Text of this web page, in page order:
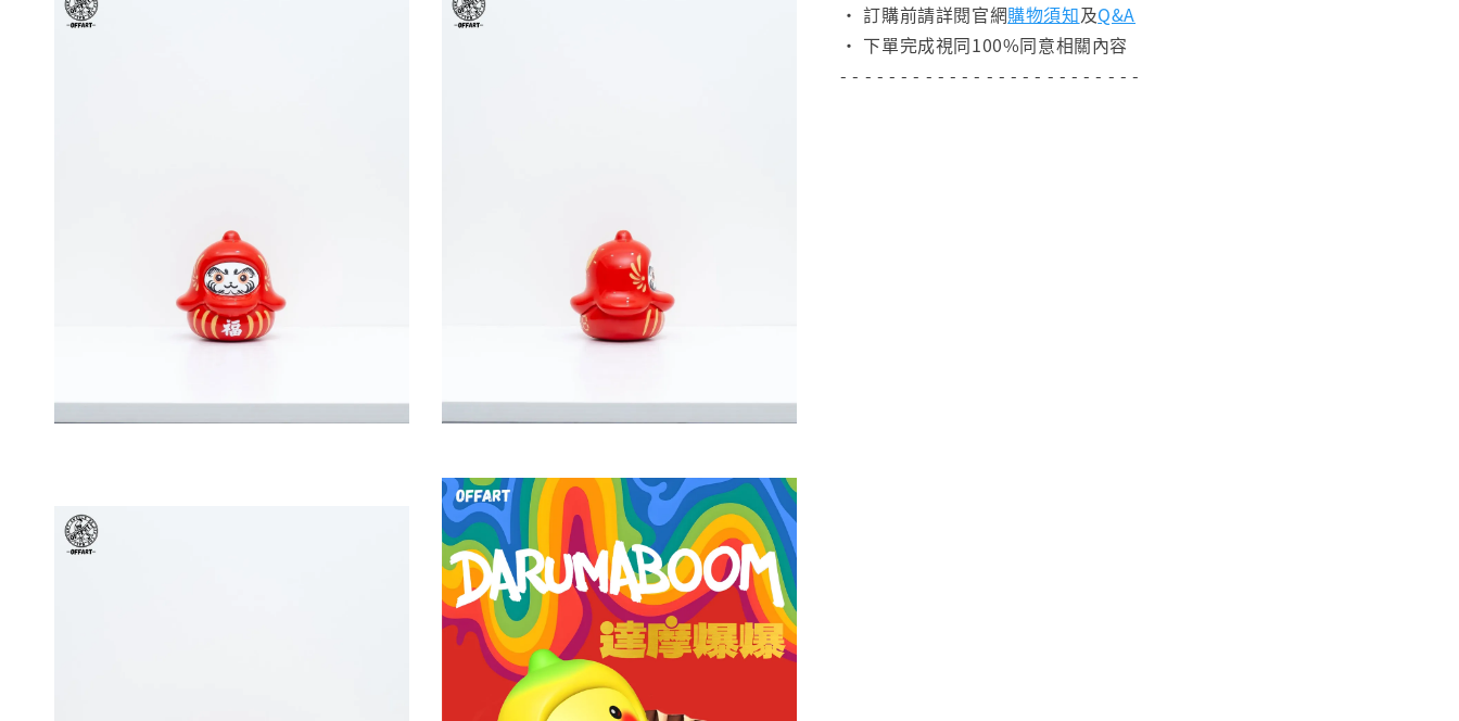
• 訂購前請詳閱官網購物須知及Q&A
• 下單完成視同100%同意相關內容
- - - - - - - - - - - - - - - - - - - - - - - - -